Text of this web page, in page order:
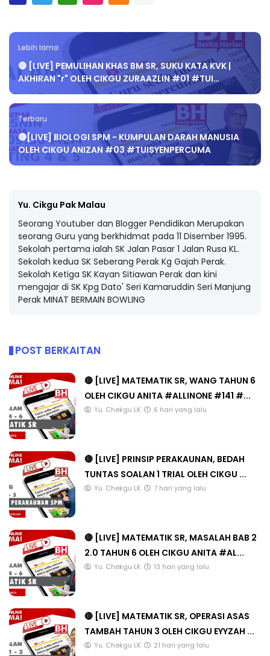
Lebih lama
🔴 [LIVE] PEMULIHAN KHAS BM SR, SUKU KATA KVK |
AKHIRAN "r" OLEH CIKGU ZURAAZLIN #01 #TUI…
Terbaru
🔴[LIVE] BIOLOGI SPM - KUMPULAN DARAH MANUSIA
OLEH CIKGU ANIZAN #03 #TUISYENPERCUMA
Yu. Cikgu Pak Malau
Seorang Youtuber dan Blogger Pendidikan Merupakan
seorang Guru yang berkhidmat pada 11 Disember 1995.
Sekolah pertama ialah SK Jalan Pasar 1 Jalan Rusa KL.
Sekolah kedua SK Seberang Perak Kg Gajah Perak.
Sekolah Ketiga SK Kayan Sitiawan Perak dan kini
mengajar di SK Kpg Dato' Seri Kamaruddin Seri Manjung
Perak MINAT BERMAIN BOWLING
POST BERKAITAN
🔴 [LIVE] MATEMATIK SR, WANG TAHUN 6
OLEH CIKGU ANITA #ALLINONE #141 #...
Yu. Chekgu LK 6 hari yang lalu
🔴 [LIVE] PRINSIP PERAKAUNAN, BEDAH
TUNTAS SOALAN 1 TRIAL OLEH CIKGU ...
Yu. Chekgu LK 7 hari yang lalu
🔴 [LIVE] MATEMATIK SR, MASALAH BAB 2
2.0 TAHUN 6 OLEH CIKGU ANITA #AL...
Yu. Chekgu LK 13 hari yang lalu
🔴 [LIVE] MATEMATIK SR, OPERASI ASAS
TAMBAH TAHUN 3 OLEH CIKGU EYYZAH ...
Yu. Chekgu LK 21 hari yang lalu